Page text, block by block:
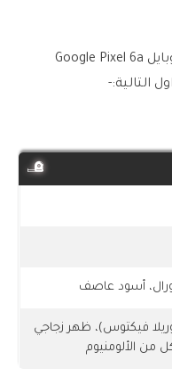
فيما يلي نعرض سعر ومواصفات موبايل Google Pixel 6a
التالية:-
أسود عاصف
فيكتوس)، ظهر زجاجي